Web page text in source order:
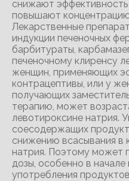
снижают
повышают
Лекарственные
индукции печеночных
барбитураты,
печеночному клиренсу
женщин, применяющих
контрацептивы, или у
получающих
терапию, может
левотироксине натрия.
соесодержащих
снижению всасывания в
натрия. Поэтому может
дозы, особенно в
употребления